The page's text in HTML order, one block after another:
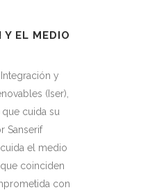
Y EL MEDIO
y
(Iser),
cuida su
Sanserif
el medio
coinciden
con